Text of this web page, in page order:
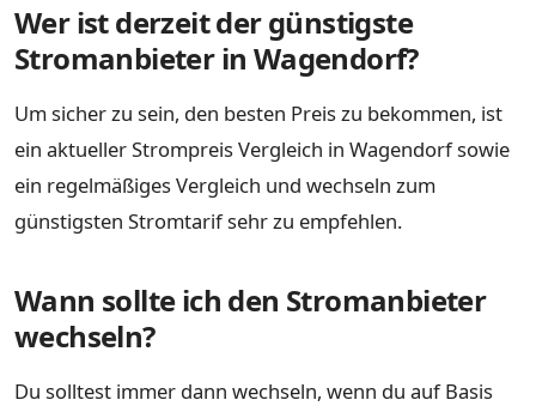
Wer ist derzeit der günstigste
Stromanbieter in Wagendorf?
Um sicher zu sein, den besten Preis zu bekommen, ist
ein aktueller Strompreis Vergleich in Wagendorf sowie
ein regelmäßiges Vergleich und wechseln zum
günstigsten Stromtarif sehr zu empfehlen.
Wann sollte ich den Stromanbieter
wechseln?
Du solltest immer dann wechseln, wenn du auf Basis